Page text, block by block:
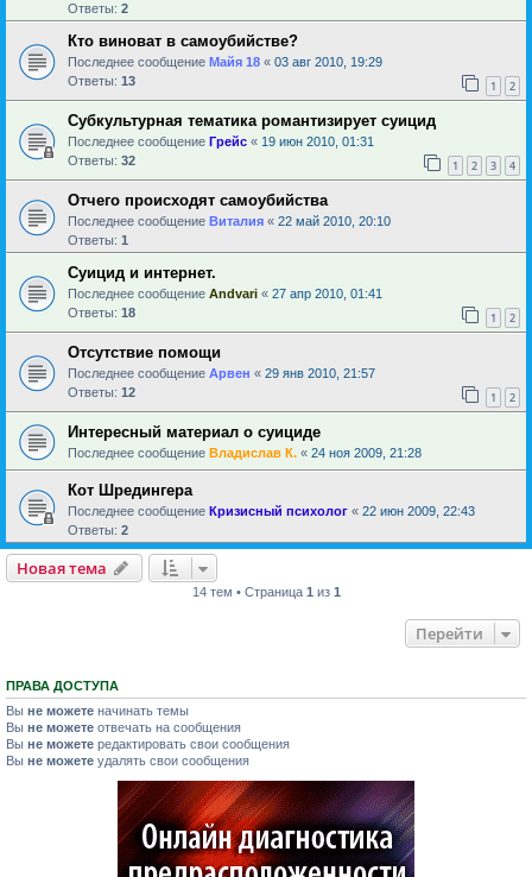
Ответы: 2
Кто виноват в самоубийстве?
Последнее сообщение Майя 18 « 03 авг 2010, 19:29
Ответы: 13 1 2
Субкультурная тематика романтизирует суицид
Последнее сообщение Грейс « 19 июн 2010, 01:31
Ответы: 32 1 2 3 4
Отчего происходят самоубийства
Последнее сообщение Виталия « 22 май 2010, 20:10
Ответы: 1
Суицид и интернет.
Последнее сообщение Andvari « 27 апр 2010, 01:41
Ответы: 18 1 2
Отсутствие помощи
Последнее сообщение Арвен « 29 янв 2010, 21:57
Ответы: 12 1 2
Интересный материал о суициде
Последнее сообщение Владислав К. « 24 ноя 2009, 21:28
Кот Шредингера
Последнее сообщение Кризисный психолог « 22 июн 2009, 22:43
Ответы: 2
Новая тема
14 тем • Страница 1 из 1
Перейти
ПРАВА ДОСТУПА
Вы не можете начинать темы
Вы не можете отвечать на сообщения
Вы не можете редактировать свои сообщения
Вы не можете удалять свои сообщения